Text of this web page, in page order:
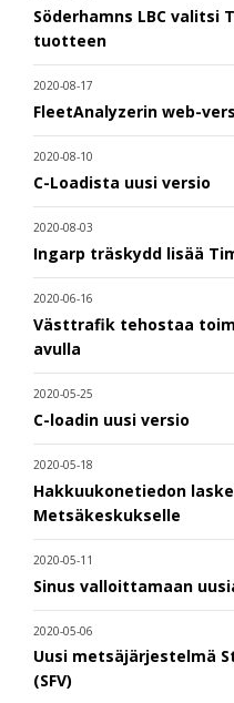
Söderhamns LBC valitsi
tuotteen
2020-08-17
FleetAnalyzerin web-
2020-08-10
C-Loadista uusi versio
2020-08-03
Ingarp träskydd lisää
2020-06-16
Västtrafik tehostaa
avulla
2020-05-25
C-loadin uusi versio
2020-05-18
Hakkuukonetiedon
Metsäkeskukselle
2020-05-11
Sinus valloittamaan
2020-05-06
Uusi metsäjärjestelmä
(SFV)